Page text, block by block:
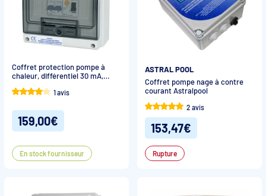
Coffret protection pompe à
chaleur, différentiel 30 mA,
1 avis
159,00€
En stock fournisseur
ASTRAL POOL
Coffret pompe nage à contre
courant Astralpool
2 avis
153,47€
Rupture